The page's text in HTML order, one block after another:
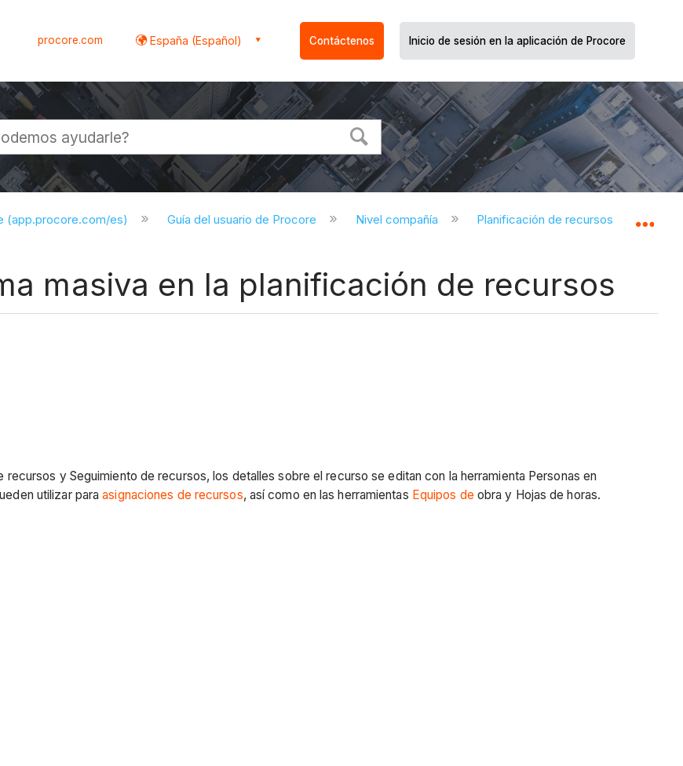
procore.com España (Español) Contáctenos Inicio de sesión en la aplicación de Procore
(app.procore.com/es) Guía del usuario de Procore Nivel compañía Planificación de recursos
masiva en la planificación de recursos
y Seguimiento de recursos, los detalles sobre el recurso se editan con la herramienta Personas en
utilizar paraasignaciones de recursos, así como en las herramientas Equipos de obra y Hojas de horas.